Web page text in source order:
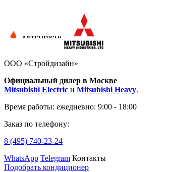
ООО «Стройдизайн»
Официальный дилер в Москве
Mitsubishi Electric и Mitsubishi Heavy.
Время работы: ежедневно: 9:00 - 18:00
Заказ по телефону:
8 (495) 740-23-24
WhatsApp Telegram Контакты
Подобрать кондиционер